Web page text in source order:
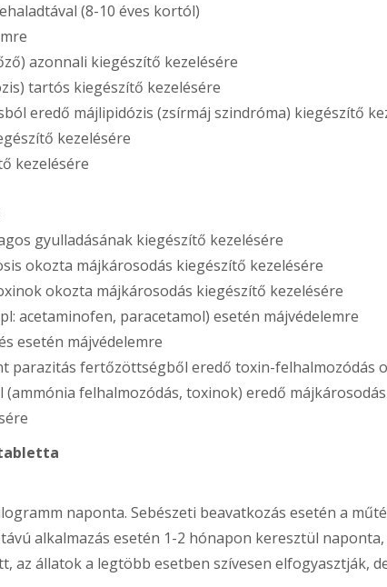
(8-10 éves kortól)
azonnali kiegészítő kezelésére
tartós kiegészítő kezelésére
eredő májlipidózis (zsírmáj szindróma) kiegészítő
kezelésére
kezelésére
gyulladásának kiegészítő kezelésére
okozta májkárosodás kiegészítő kezelésére
okozta májkárosodás kiegészítő kezelésére
acetaminofen, paracetamol) esetén májvédelemre
esetén májvédelemre
parazitás fertőzöttségből eredő toxin-felhalmozódás
(ammónia felhalmozódás, toxinok) eredő
naponta. Sebészeti beavatkozás esetén a
alkalmazás esetén 1-2 hónapon keresztül
az állatok a legtöbb esetben szívesen elfogyasztják,